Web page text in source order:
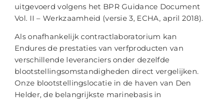
uitgevoerd volgens het BPR Guidance Document
Vol. II – Werkzaamheid (versie 3, ECHA, april 2018).
Als onafhankelijk contractlaboratorium kan
Endures de prestaties van verfproducten van
verschillende leveranciers onder dezelfde
blootstellingsomstandigheden direct vergelijken.
Onze blootstellingslocatie in de haven van Den
Helder, de belangrijkste marinebasis in